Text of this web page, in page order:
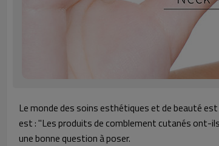
Le monde des soins esthétiques et de beauté
est : "Les produits de comblement cutanés ont-
une bonne question à poser.